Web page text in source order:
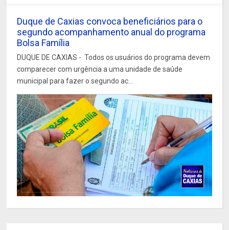
Duque de Caxias convoca beneficiários para o
segundo acompanhamento anual do programa
Bolsa Família
DUQUE DE CAXIAS - Todos os usuários do programa devem
comparecer com urgência a uma unidade de saúde
municipal para fazer o segundo ac...